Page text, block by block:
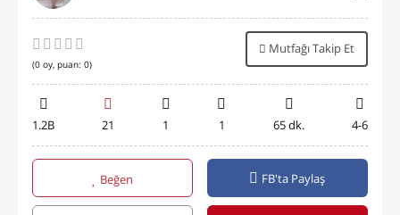
(0 oy, puan: 0)
Mutfağı Takip Et
1.2B 21 1 1 65 dk. 4-6
Beğen FB'ta Paylaş